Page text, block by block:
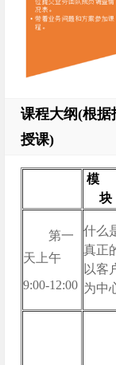
课程大纲(根据
授课)
块
第一
天上午
9:00-12:00
什么
真正
以客
为中